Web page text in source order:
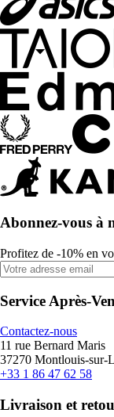
Abonnez-vous à
Profitez de -10% en
Service Après-
Contactez-nous
11 rue Bernard Maris
37270 Montlouis-sur-
+33 1 86 47 62 58
Livraison et